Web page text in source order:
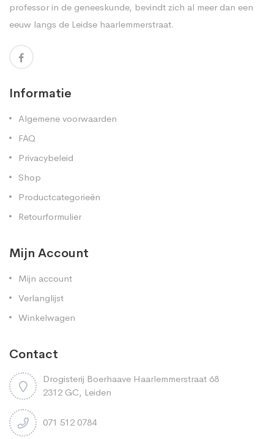
professor in de geneeskunde, bevindt zich al meer dan een
eeuw langs de Leidse haarlemmerstraat.
Informatie
Algemene voorwaarden
FAQ
Privacybeleid
Shop
Productcategorieën
Retourformulier
Mijn Account
Mijn account
Verlanglijst
Winkelwagen
Contact
Drogisterij Boerhaave Haarlemmerstraat 68
2312 GC, Leiden
071 512 0784